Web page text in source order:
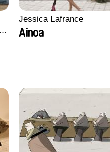
Jessica Lafrance
Ainoa